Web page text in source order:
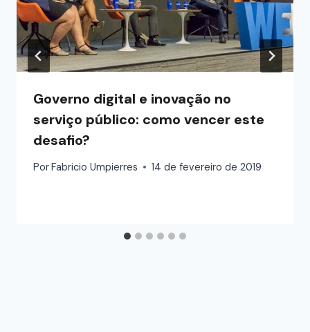
Governo digital e inovação no
serviço público: como vencer este
desafio?
PorFabricio Umpierres 14 de fevereiro de 2019